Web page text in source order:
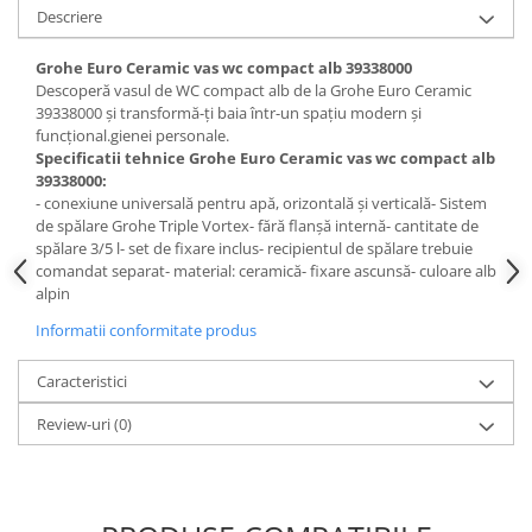
Descriere
Grohe Euro Ceramic vas wc compact alb 39338000
Descoperă vasul de WC compact alb de la Grohe Euro Ceramic
39338000 și transformă-ți baia într-un spațiu modern și
funcțional.gienei personale.
Specificatii tehnice Grohe Euro Ceramic vas wc compact alb
39338000:
- conexiune universală pentru apă, orizontală și verticală- Sistem
de spălare Grohe Triple Vortex- fără flanșă internă- cantitate de
spălare 3/5 l- set de fixare inclus- recipientul de spălare trebuie
comandat separat- material: ceramică- fixare ascunsă- culoare alb
alpin
Informatii conformitate produs
Caracteristici
Review-uri(0)